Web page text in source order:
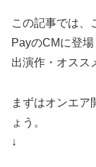
この記事では、
PayのCMに登
出演作・オスス
まずはオンエア
ょう。
↓